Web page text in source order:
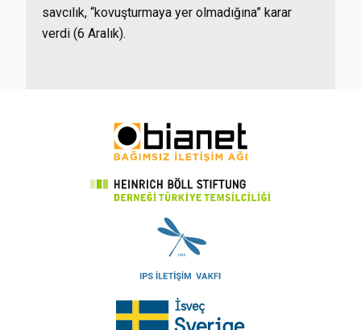
savcılık, “kovuşturmaya yer olmadığına” karar
verdi (6 Aralık).